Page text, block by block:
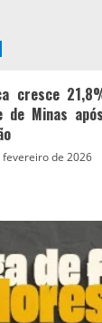
cresce
de Minas
fevereiro de 2026